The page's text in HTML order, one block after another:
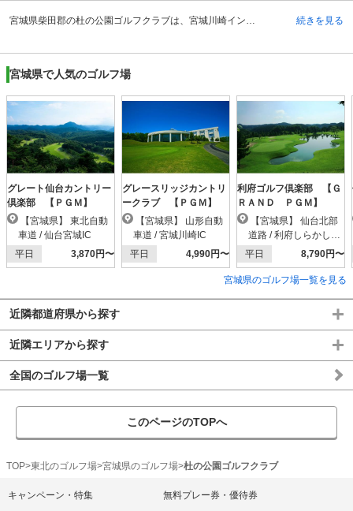
宮城県柴田郡の杜の公園ゴルフクラブは、宮城川崎インターチェンジから車で約11分、仙台駅からタクシーで約40分の場所にあるゴルフ場です。仙台からのアクセスも絶好なことから、宮城県や近隣県のゴルファーが訪れます。平成7年に開場した歴史をもち、充実のときを迎えています。クラブハウスは、眺望のひらけた小高い丘に瀟洒な佇まい。シックでシンプルなデザインコンセプトが、周辺の自然とのハーモニーを醸し出しています。1階は、シックなタイル貼り、2階は自然光が注ぎ込まれる明るい空間。眺望の素晴らしいレストラン、プロショップ、100名が収容できるレセプションルームや、女性ゴルファーのためのドレッシングルーム付きの浴場もあります。 続きを見る
宮城県で人気のゴルフ場
グレート仙台カントリー
倶楽部 【ＰＧＭ】
車道 / 仙台宮城IC
平日
3,870円〜
グレースリッジカントリ
ークラブ 【ＰＧＭ】
車道 / 宮城川崎IC
平日
4,990円〜
利府ゴルフ倶楽部 【Ｇ
ＲＡＮＤ ＰＧＭ】
道路 / 利府しらかし台I
C
平日 8,790円〜
宮城県のゴルフ場一覧を見る
近隣都道府県から探す
近隣エリアから探す
全国のゴルフ場一覧
このページのTOPへ
TOP 東北のゴルフ場 宮城県のゴルフ場 杜の公園ゴルフクラブ
キャンペーン・特集 無料プレー券・優待券